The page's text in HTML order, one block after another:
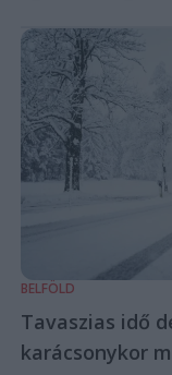
BELFÖLD
Tavaszias idő
karácsonykor